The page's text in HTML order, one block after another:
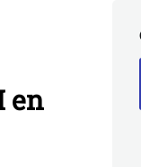
en